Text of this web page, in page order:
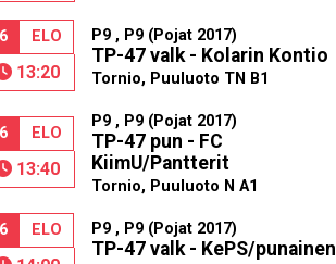
ELO
13:20
P9 , P9 (Pojat 2017)
TP-47 valk - Kolarin Kontio
Tornio, Puuluoto TN B1
ELO
13:40
P9 , P9 (Pojat 2017)
TP-47 pun - FC
KiimU/Pantterit
Tornio, Puuluoto N A1
ELO P9 , P9 (Pojat 2017)
TP-47 valk - KePS/punainen